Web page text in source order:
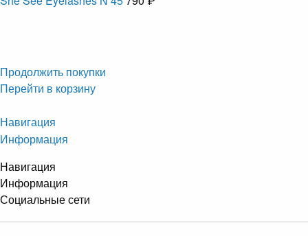
Продолжить покупки
Перейти в корзину
Навигация
Информация
Навигация
Информация
Социальные сети